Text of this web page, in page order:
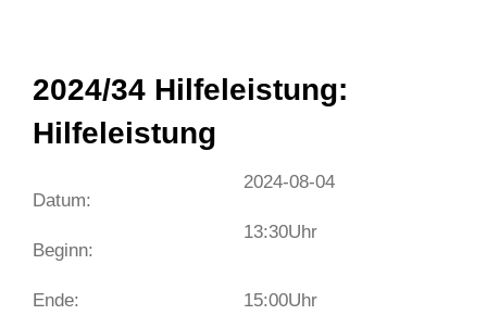
2024/34 Hilfeleistung:
Hilfeleistung
Datum:
Beginn:
Ende:
2024-08-04
13:30Uhr
15:00Uhr